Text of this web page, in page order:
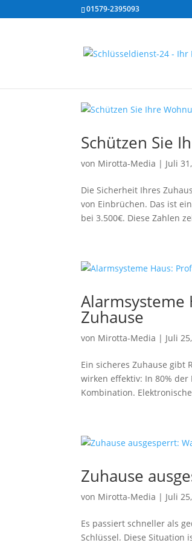
01579-2395093
Schützen Sie
von Mirotta-Media | Juli
Die Sicherheit Ihres
von Einbrüchen. Das ist
bei 3.500€. Diese Zahlen
Alarmsysteme
Zuhause
von Mirotta-Media | Juli
Ein sicheres Zuhause gibt
wirken effektiv: In 80%
Kombination.
Zuhause
von Mirotta-Media | Juli
Es passiert schneller als
Schlüssel. Diese Situation